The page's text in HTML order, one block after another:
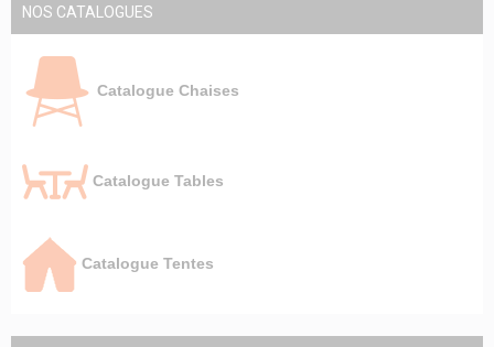
NOS CATALOGUES
Catalogue Chaises
Catalogue Tables
Catalogue Tentes